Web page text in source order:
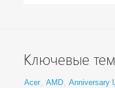
Ключевые
Acer, AMD, Anniversary